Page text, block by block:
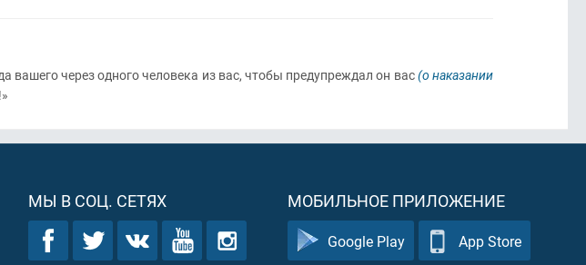
через одного человека из вас, чтобы предупреждал он вас(о наказании
!»
МЫ В СОЦ. СЕТЯХ МОБИЛЬНОЕ ПРИЛОЖЕНИЕ
Google Play App Store